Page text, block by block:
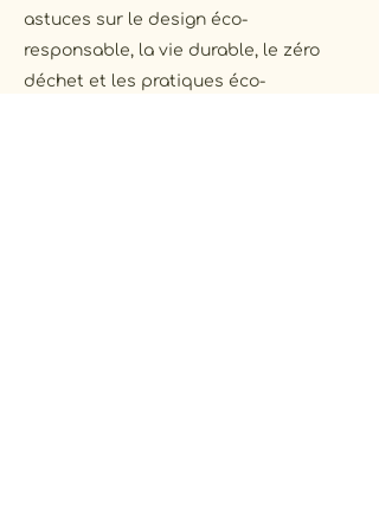
astuces sur le design éco-
responsable, la vie durable, le zéro
déchet et les pratiques éco-